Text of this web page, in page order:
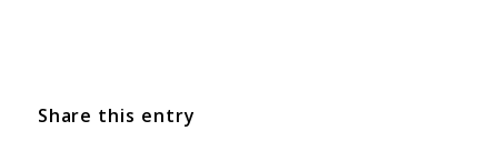
Share this entry